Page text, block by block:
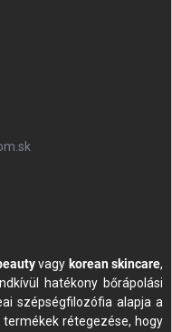
vagy korean skincare,
hatékony bőrápolási
szépségfilozófia alapja a
rétegezése, hogy